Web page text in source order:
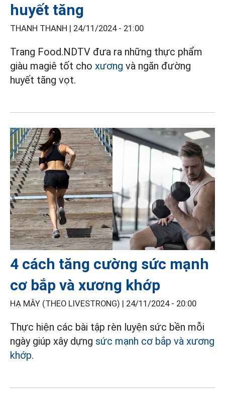
huyết tăng
THANH THANH | 24/11/2024 - 21:00
Trang Food.NDTV đưa ra những thực phẩm
giàu magiê tốt cho xương và ngăn đường
huyết tăng vọt.
4 cách tăng cường sức mạnh
cơ bắp và xương khớp
HẠ MÂY (THEO LIVESTRONG) | 24/11/2024 - 20:00
Thực hiện các bài tập rèn luyện sức bền mỗi
ngày giúp xây dựng sức mạnh cơ bắp và xương
khớp.